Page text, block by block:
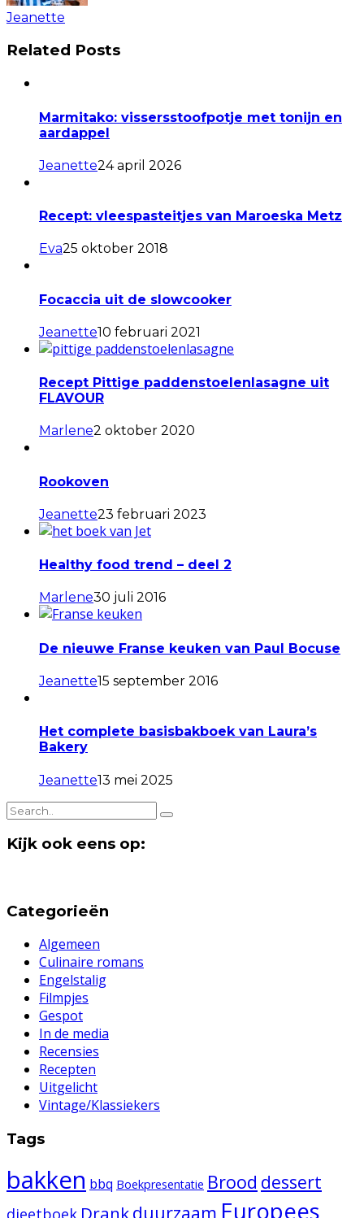
Jeanette
Related Posts
Marmitako: vissersstoofpotje met tonijn en
aardappel
Jeanette24 april 2026
Recept: vleespasteitjes van Maroeska Metz
Eva25 oktober 2018
Focaccia uit de slowcooker
Jeanette10 februari 2021
Recept Pittige paddenstoelenlasagne uit
FLAVOUR
Marlene2 oktober 2020
Rookoven
Jeanette23 februari 2023
Healthy food trend – deel 2
Marlene30 juli 2016
De nieuwe Franse keuken van Paul Bocuse
Jeanette15 september 2016
Het complete basisbakboek van Laura’s
Bakery
Jeanette13 mei 2025
Kijk ook eens op:
Categorieën
Algemeen
Culinaire romans
Engelstalig
Filmpjes
Gespot
In de media
Recensies
Recepten
Uitgelicht
Vintage/Klassiekers
Tags
bakken bbq Boekpresentatie Brood dessert
dieetboek Drankduurzaam Europees